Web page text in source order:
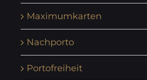
Maximumkarten
Nachporto
Portofreiheit